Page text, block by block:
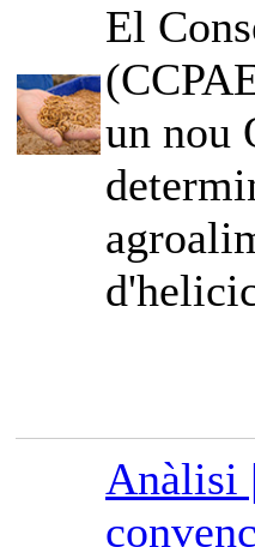
El
un nou
Anàlisi